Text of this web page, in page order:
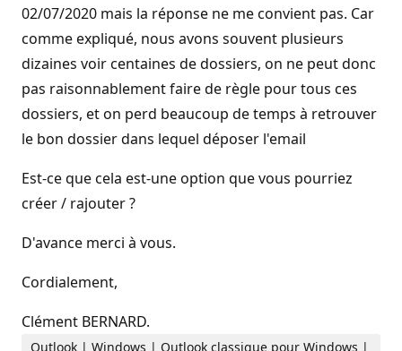
02/07/2020 mais la réponse ne me convient pas. Car
comme expliqué, nous avons souvent plusieurs
dizaines voir centaines de dossiers, on ne peut donc
pas raisonnablement faire de règle pour tous ces
dossiers, et on perd beaucoup de temps à retrouver
le bon dossier dans lequel déposer l'email
Est-ce que cela est-une option que vous pourriez
créer / rajouter ?
D'avance merci à vous.
Cordialement,
Clément BERNARD.
Outlook | Windows | Outlook classique pour Windows |